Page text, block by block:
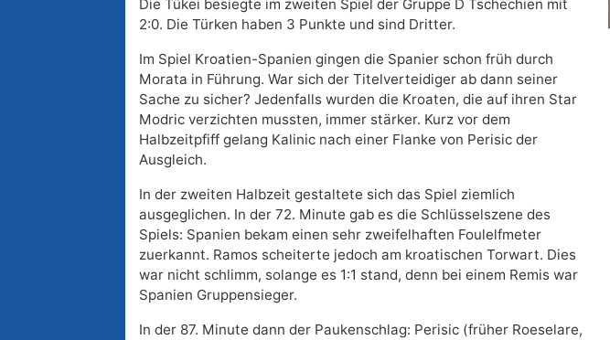
Die Tükei besiegte im zweiten Spiel der Gruppe D Tschechien mit
2:0. Die Türken haben 3 Punkte und sind Dritter.
Im Spiel Kroatien-Spanien gingen die Spanier schon früh durch
Morata in Führung. War sich der Titelverteidiger ab dann seiner
Sache zu sicher? Jedenfalls wurden die Kroaten, die auf ihren Star
Modric verzichten mussten, immer stärker. Kurz vor dem
Halbzeitpfiff gelang Kalinic nach einer Flanke von Perisic der
Ausgleich.
In der zweiten Halbzeit gestaltete sich das Spiel ziemlich
ausgeglichen. In der 72. Minute gab es die Schlüsselszene des
Spiels: Spanien bekam einen sehr zweifelhaften Foulelfmeter
zuerkannt. Ramos scheiterte jedoch am kroatischen Torwart. Dies
war nicht schlimm, solange es 1:1 stand, denn bei einem Remis war
Spanien Gruppensieger.
In der 87. Minute dann der Paukenschlag: Perisic (früher Roeselare,